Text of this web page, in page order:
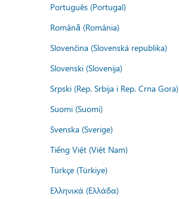
Português (Portugal)
Română (România)
Slovenčina (Slovenská republika)
Slovenski (Slovenija)
Srpski (Rep. Srbija i Rep. Crna Gora)
Suomi (Suomi)
Svenska (Sverige)
Tiếng Việt (Việt Nam)
Türkçe (Türkiye)
Ελληνικά (Ελλάδα)